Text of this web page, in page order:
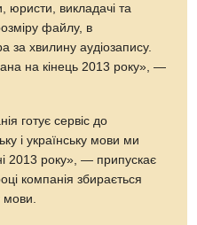
викладачі та
файлу, в
хвилину аудіозапису.
на кінець 2013 року», —
готує сервіс до
і українську мови ми
2013 року», — припускає
компанія збирається
мови.